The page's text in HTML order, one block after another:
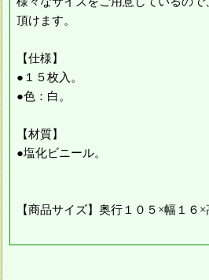
頂けます。
【仕様】
●１５枚入。
●色：白。
【材質】
●塩化ビニール。
【商品サイズ】奥行１０５×幅１